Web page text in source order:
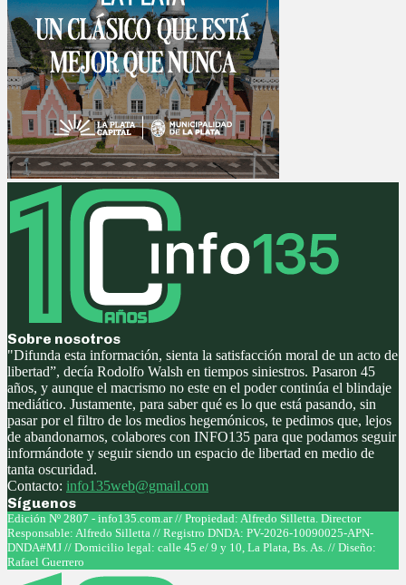
Sobre nosotros
"Difunda esta información, sienta la satisfacción moral de un acto de
libertad”, decía Rodolfo Walsh en tiempos siniestros. Pasaron 45
años, y aunque el macrismo no este en el poder continúa el blindaje
mediático. Justamente, para saber qué es lo que está pasando, sin
pasar por el filtro de los medios hegemónicos, te pedimos que, lejos
de abandonarnos, colabores con INFO135 para que podamos seguir
informándote y seguir siendo un espacio de libertad en medio de
tanta oscuridad.
Contacto: info135web@gmail.com
Síguenos
Facebook
Twitter
Instagram
Youtube
Edición Nº 2807 - info135.com.ar // Propiedad: Alfredo Silletta. Director
Responsable: Alfredo Silletta // Registro DNDA: PV-2026-10090025-APN-
DNDA#MJ // Domicilio legal: calle 45 e/ 9 y 10, La Plata, Bs. As. // Diseño:
Rafael Guerrero